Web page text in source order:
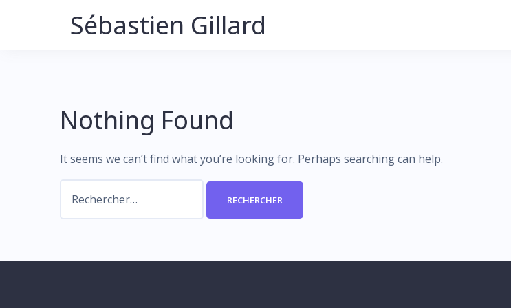
Sébastien Gillard
Nothing Found
It seems we can’t find what you’re looking for. Perhaps searching can help.